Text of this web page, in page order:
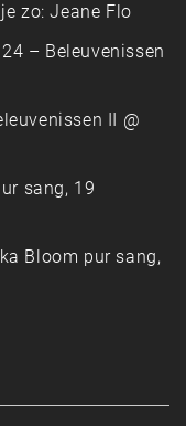
zo: Jeane Flo
– Beleuvenissen
II @
sang, 19
Bloom pur sang,